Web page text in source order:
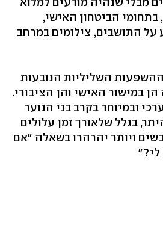
הביטחון האישי,
על התושבים, צילומים במרחב
השליליות הנובעות
במישור האישי והן הציבורי.
ובמיוחד בקרב בני הנוער
בגלל שלאורך זמן עלולים
ויותר יהרהרו בשאלה "אם